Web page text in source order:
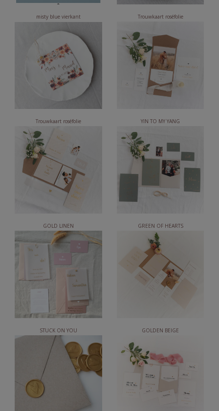
misty blue vierkant Trouwkaart roséfolie
Trouwkaart roséfolie YIN TO MY YANG
GOLD LINEN GREEN OF HEARTS
STUCK ON YOU GOLDEN BEIGE